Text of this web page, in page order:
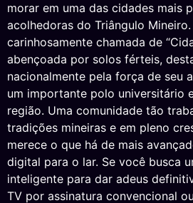
morar em uma das cidades mais
acolhedoras do Triângulo
carinhosamente chamada de
abençoada por solos férteis,
nacionalmente pela força de seu
um importante polo universitário
região. Uma comunidade tão
tradições mineiras e em pleno
merece o que há de mais
digital para o lar. Se você busca
inteligente para dar adeus
TV por assinatura convencional